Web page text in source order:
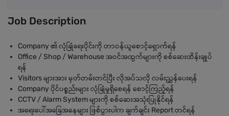
Job Description
Company ၏ လုံခြုံရေးပိုင်းကို တာဝန်ယူစောင့်ရှောက်ရန်
Office / Shop / Warehouse အဝင်အထွက်များကို စစ်ဆေးထိန်းချုပ်
ရန်
Visitors များအား မှတ်တမ်းတင်ပြီး လိုအပ်သလို လမ်းညွှန်ပေးရန်
Company ပိုင်ပစ္စည်းများ လုံခြုံမှုရှိစေရန် စောင့်ကြည့်ရန်
CCTV / Alarm System များကို စစ်ဆေးအသုံးပြုနိုင်ရန်
အရေးပေါ်အခြေအနေများ ဖြစ်ပွားပါက ချက်ချင်း Report တင်ရန်